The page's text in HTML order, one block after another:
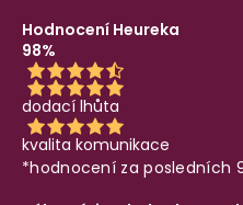
Hodnocení Heureka
98%
dodací lhůta
kvalita komunikace
*hodnocení za posledních